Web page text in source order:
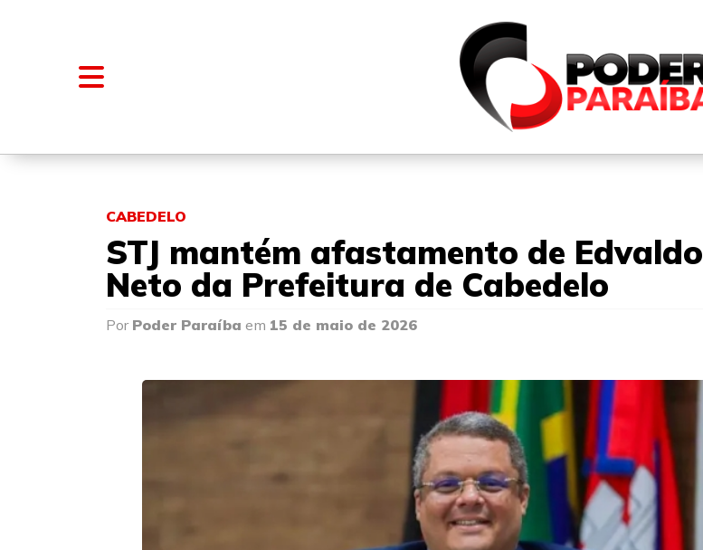
FALE CONOSCO
CABEDELO
STJ mantém afastamento de Edvaldo
Neto da Prefeitura de Cabedelo
Por Poder Paraíba em 15 de maio de 2026